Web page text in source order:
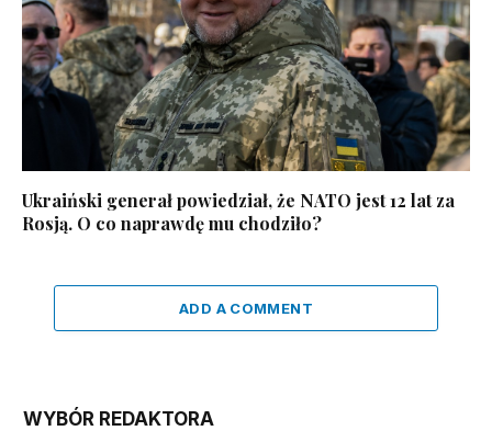
Ukraiński generał powiedział, że NATO jest 12 lat za
Rosją. O co naprawdę mu chodziło?
ADD A COMMENT
WYBÓR REDAKTORA